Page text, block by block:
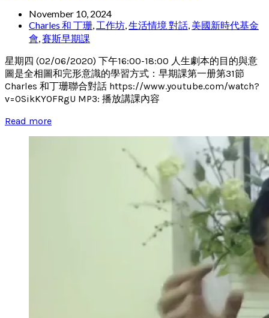
November 10, 2024
Charles 和 丁珊, 工作坊,生活情境 對話, 美國新時代基金
會,賽斯早期課
星期四 (02/06/2020) 下午16:00-18:00 人生劇本的目的與意
圖是全相圖和完形意識的學習方式：早期課第一册第31節
Charles 和丁珊聯合對話 https://www.youtube.com/watch?
v=0SikKY0FRgU MP3: 播放講課內容
Read more